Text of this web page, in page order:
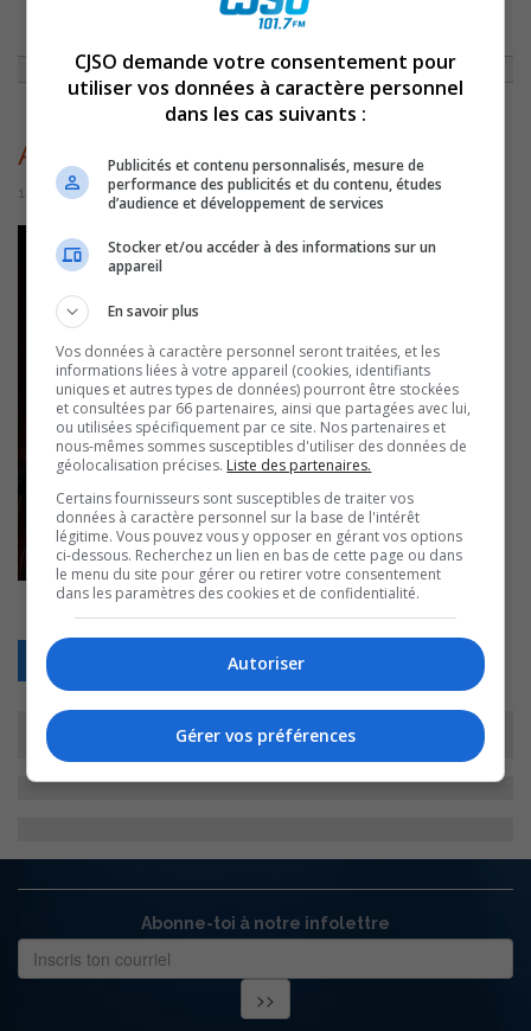
AZIMUT DIFFUSION ANNONCE DES
Andréa Lindsay_
14 juillet 2016 | Par Équipe CJSO
Abonne-toi à notre infolettre
CJSO demande votre consentement pour
utiliser vos données à caractère personnel
dans les cas suivants :
Publicités et contenu personnalisés, mesure de
performance des publicités et du contenu, études
d’audience et développement de services
Stocker et/ou accéder à des informations sur un
appareil
En savoir plus
Vos données à caractère personnel seront traitées, et les
informations liées à votre appareil (cookies, identifiants
uniques et autres types de données) pourront être stockées
et consultées par 66 partenaires, ainsi que partagées avec lui,
ou utilisées spécifiquement par ce site. Nos partenaires et
nous-mêmes sommes susceptibles d'utiliser des données de
géolocalisation précises. Liste des partenaires.
Certains fournisseurs sont susceptibles de traiter vos
données à caractère personnel sur la base de l'intérêt
légitime. Vous pouvez vous y opposer en gérant vos options
ci-dessous. Recherchez un lien en bas de cette page ou dans
le menu du site pour gérer ou retirer votre consentement
dans les paramètres des cookies et de confidentialité.
Autoriser
Gérer vos préférences